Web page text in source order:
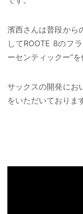
濱西さんは普段から
してROOTE 8のフ
ーセンティックー”
サックスの開発にお
をいただいておりま